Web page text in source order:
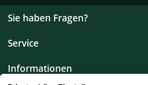
Sie haben Fragen?
Service
Informationen